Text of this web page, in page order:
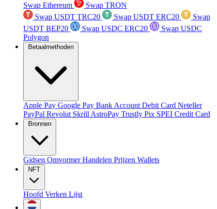
Swap Ethereum
Swap TRON
Swap USDT TRC20
Swap USDT ERC20
Swap
USDT BEP20
Swap USDC ERC20
Swap USDC
Polygon
Betaalmethoden
Apple Pay Google Pay Bank Account Debit Card Neteller
PayPal Revolut Skrill AstroPay Trustly Pix SPEI Credit Card
Bronnen
Gidsen OmvormerHandelen Prijzen Wallets
NFT
Hoofd Verken Lijst